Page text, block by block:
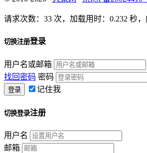
请求次数：33 次，加载用时：0.232 秒
切换注册登录
用户名或邮箱
找回密码 密码
记住我
切换登录注册
用户名
邮箱